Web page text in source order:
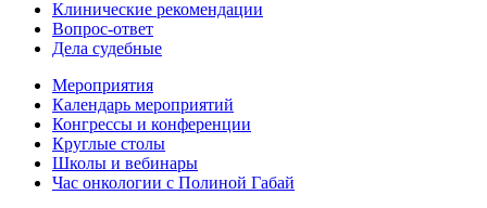
Клинические рекомендации
Вопрос-ответ
Дела судебные
Мероприятия
Календарь мероприятий
Конгрессы и конференции
Круглые столы
Школы и вебинары
Час онкологии с Полиной Габай